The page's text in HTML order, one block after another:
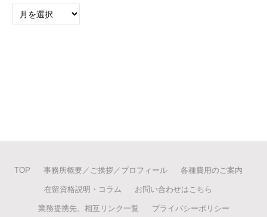
Archives
TOP 事務所概要／ご挨拶／プロフィール 各種費用のご案内
在留資格説明・コラム お問い合わせはこちら
業務提携先、相互リンク一覧 プライバシーポリシー